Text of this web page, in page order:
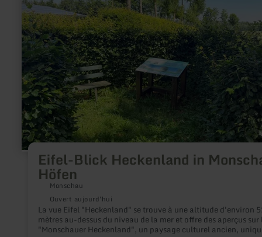
Eifel-Blick Heckenland in
Höfen
Monschau
Ouvert aujourd'hui
La vue Eifel "Heckenland" se trouve à une altitude d'environ
mètres au-dessus du niveau de la mer et offre des aperçus sur
"Monschauer Heckenland", un paysage culturel ancien,
savoir
plus
sur
:
Eifel-
Blick
Heckenland
in
Monschau
Höfen